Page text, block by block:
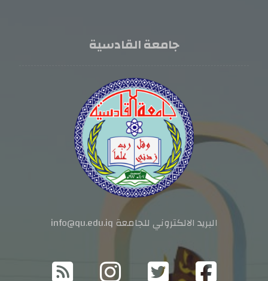
جامعة القادسية
البريد الالكتروني للجامعة info@qu.edu.iq